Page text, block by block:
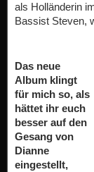
als Holländerin
Bassist Steven,
Das neue
Album klingt
für mich so, als
hättet ihr euch
besser auf den
Gesang von
Dianne
eingestellt,